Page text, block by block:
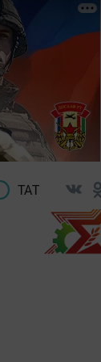
ТАТ